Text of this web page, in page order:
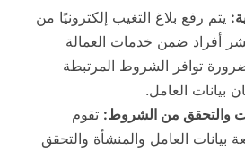
يتم رفع بلاغ التغيب إلكترونيًا من
أفراد ضمن خدمات العمالة
توافر الشروط المرتبطة
بيانات العامل.
والتحقق من الشروط: تقوم
بيانات العامل والمنشأة والتحقق